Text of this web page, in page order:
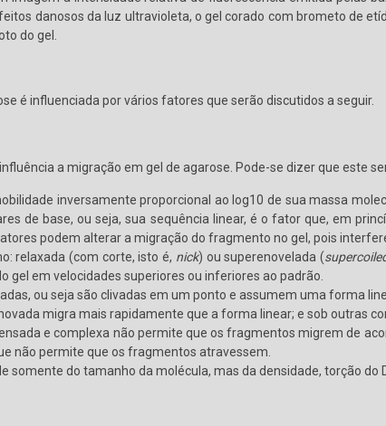
danosos da luz ultravioleta, o gel corado com brometo de
do gel.
é influenciada por vários fatores que serão discutidos a seguir.
a migração em gel de agarose. Pode-se dizer que este
inversamente proporcional ao log10 de sua massa
de base, ou seja, sua sequência linear, é o fator que, em
podem alterar a migração do fragmento no gel, pois
relaxada (com corte, isto é, nick) ou superenovelada (
gel em velocidades superiores ou inferiores ao padrão.
ou seja são clivadas em um ponto e assumem uma forma
migra mais rapidamente que a forma linear; e sob outras
e complexa não permite que os fragmentos migrem de
não permite que os fragmentos atravessem.
somente do tamanho da molécula, mas da densidade, torção do